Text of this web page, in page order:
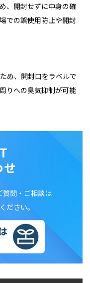
、開封せずに中身の確
での誤使用防止や開封
め、開封口をラベルで
りへの臭気抑制が可能
質問・ご相談は
ださい。